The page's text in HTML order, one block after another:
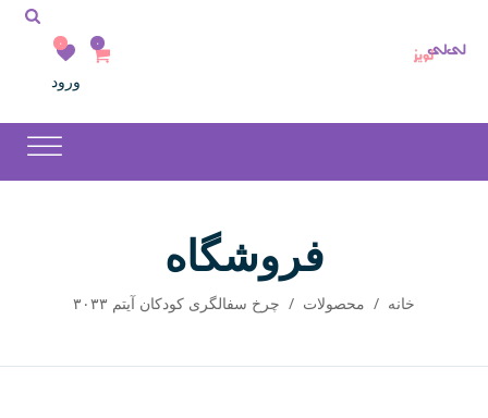
۰ ۰
ورود
فروشگاه
خانه / محصولات / چرخ سفالگری کودکان آیتم ۳۰۳۳